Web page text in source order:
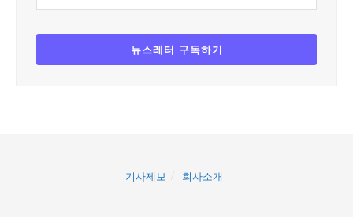
기사제보 회사소개